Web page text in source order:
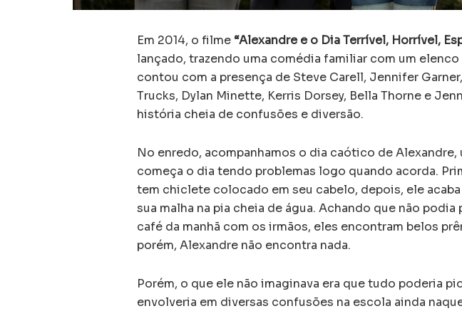
Em 2014, o filme “Alexandre e o Dia Terrível, Horrível,
lançado, trazendo uma comédia familiar com um elenco
contou com a presença de Steve Carell, Jennifer
Trucks, Dylan Minette, Kerris Dorsey, Bella Thorne e
história cheia de confusões e diversão.
No enredo, acompanhamos o dia caótico de
começa o dia tendo problemas logo quando acorda.
tem chiclete colocado em seu cabelo, depois, ele
sua malha na pia cheia de água. Achando que não
café da manhã com os irmãos, eles encontram belos
porém, Alexandre não encontra nada.
Porém, o que ele não imaginava era que tudo poderia
envolveria em diversas confusões na escola ainda